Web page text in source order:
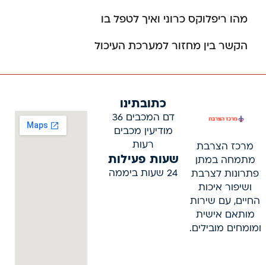
מהו ריפלוקס כרוני ואיך לטפל בו
הקשר בין מחזור למערכת העיכול
מרכז הצרבת
מתמחה במתן
פתרונות לצרבת
ושיפור איכות
החיים, עם שירות
מותאם אישית
ומומחים מובילים.
כתובתינו
דם המכבים 36
מודיעין מכבים
רעות
שעות פעילות
24 שעות ביממה